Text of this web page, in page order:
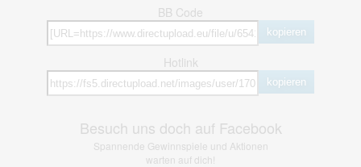
BB Code
kopieren
Hotlink
kopieren
Besuch uns doch auf Facebook
Spannende Gewinnspiele und Aktionen
warten auf dich!